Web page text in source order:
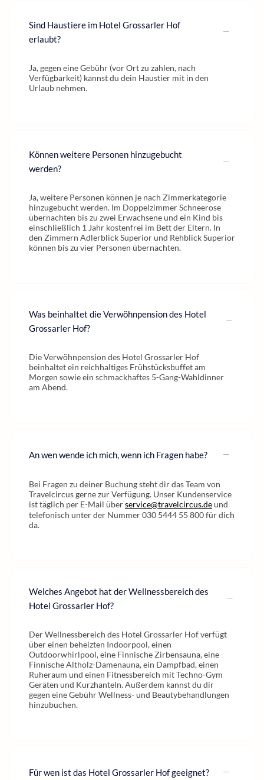
Sind Haustiere im Hotel Grossarler Hof
erlaubt?
Ja, gegen eine Gebühr (vor Ort zu zahlen, nach
Verfügbarkeit) kannst du dein Haustier mit in den
Urlaub nehmen.
Können weitere Personen hinzugebucht
werden?
Ja, weitere Personen können je nach Zimmerkategorie
hinzugebucht werden. Im Doppelzimmer Schneerose
übernachten bis zu zwei Erwachsene und ein Kind bis
einschließlich 1 Jahr kostenfrei im Bett der Eltern. In
den Zimmern Adlerblick Superior und Rehblick Superior
können bis zu vier Personen übernachten.
Was beinhaltet die Verwöhnpension des Hotel
Grossarler Hof?
Die Verwöhnpension des Hotel Grossarler Hof
beinhaltet ein reichhaltiges Frühstücksbuffet am
Morgen sowie ein schmackhaftes 5-Gang-Wahldinner
am Abend.
An wen wende ich mich, wenn ich Fragen habe?
Bei Fragen zu deiner Buchung steht dir das Team von
Travelcircus gerne zur Verfügung. Unser Kundenservice
ist täglich per E-Mail überservice@travelcircus.deund
telefonisch unter der Nummer 030 5444 55 800 für dich
da.
Welches Angebot hat der Wellnessbereich des
Hotel Grossarler Hof?
Der Wellnessbereich des Hotel Grossarler Hof verfügt
über einen beheizten Indoorpool, einen
Outdoorwhirlpool, eine Finnische Zirbensauna, eine
Finnische Altholz-Damenauna, ein Dampfbad, einen
Ruheraum und einen Fitnessbereich mit Techno-Gym
Geräten und Kurzhanteln. Außerdem kannst du dir
gegen eine Gebühr Wellness- und Beautybehandlungen
hinzubuchen.
Für wen ist das Hotel Grossarler Hof geeignet?